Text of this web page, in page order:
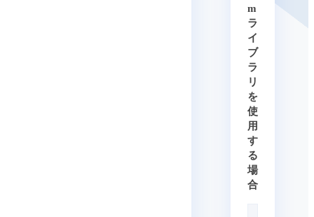
m
ラ
イ
ブ
ラ
リ
を
使
用
す
る
場
合